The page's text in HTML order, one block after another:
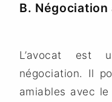
B.
L’avocat est
négociation. Il
amiables avec